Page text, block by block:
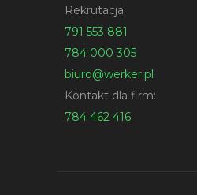
Rekrutacja:
791 553 881
784 000 305
biuro@werker.pl
Kontakt dla firm:
784 462 416